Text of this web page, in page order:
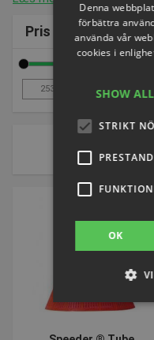
Pris
Sort by:
Denna
förbättra
använda vår
cookies i
SHOW
STRIKT
OK
Strikt